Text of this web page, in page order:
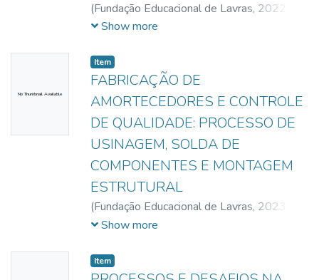
(Fundação Educacional de Lavras, 2022-
11-19)Souza, Anilson Fonseca de
Oliveira, Maxmuller, Vitor de
Show more
No Thumbnail Available
Item
FABRICAÇÃO DE
AMORTECEDORES E CONTROLE
DE QUALIDADE: PROCESSO DE
USINAGEM, SOLDA DE
COMPONENTES E MONTAGEM
ESTRUTURAL
(Fundação Educacional de Lavras, 2023-
06-06)Aguiar, Caetano Kelvin
Show more
Item